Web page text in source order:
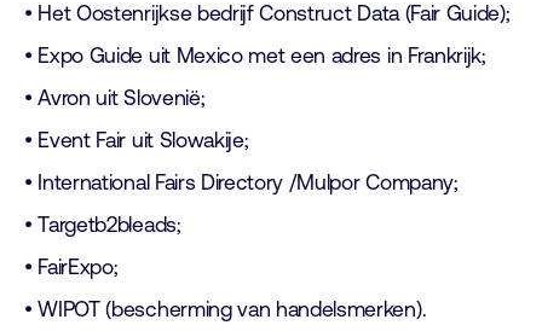
• Het Oostenrijkse bedrijf Construct Data (Fair Guide);
• Expo Guide uit Mexico met een adres in Frankrijk;
• Avron uit Slovenië;
• Event Fair uit Slowakije;
• International Fairs Directory /Mulpor Company;
• Targetb2bleads;
• FairExpo;
• WIPOT (bescherming van handelsmerken).